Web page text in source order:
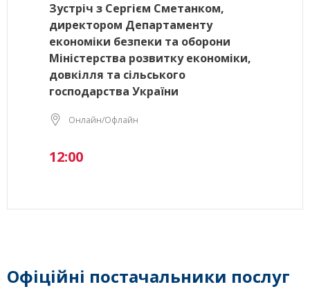
Зустріч з Сергієм Сметанком,
директором Департаменту
економіки безпеки та оборони
Міністерства розвитку економіки,
довкілля та сільського
господарства України
Онлайн/Офлайн
12:00
Офіційні постачальники послуг